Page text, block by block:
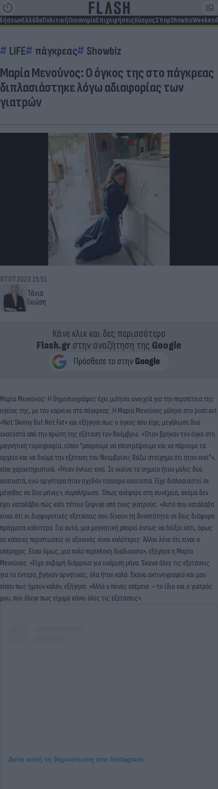
ΕλλάδαΠολιτικήΟικονομίαΕπιχειρήσειςΚόσμοςΣπορShowbizWeekend
LIFE πάγκρεας Showbiz
Μαρία Μενούνος: Ο όγκος της στο πάγκρεας
διπλασιάστηκε λόγω αδιαφορίας των
γιατρών
Τάνια
Γκιώση
07.07.2023 15:51
Κάνε κλικ και δες περισσότερο
Flash.grστην αναζήτηση της Google
Μαρία Μενούνος: Η δημοσιογράφος έχει μιλήσει ανοιχτά για την περιπέτεια της
υγείας της, με τον καρκίνο στο πάγκρεας. Η Μαρία Μενούνος μίλησε στο podcast
«Not Skinny But Not Fat» και εξήγησε πως ο όγκος που είχε, μεγάλωσε δυο
εκατοστά από την πρώτη της εξέταση τον Νοέμβριο. «Όταν βρήκαν τον όγκο στη
μαγνητική τομογραφία, είπαν "μπορούμε να επιστρέψουμε και να πάρουμε τα
αρχεία και να δούμε την εξέταση του Νοεμβρίου; Βάζω στοίχημα ότι ήταν εκεί"»,
είπε χαρακτηριστικά. «Ήταν όντως εκεί. Σε εκείνο το σημείο ήταν μόλις δύο
εκατοστά, ενώ αργότερα ήταν σχεδόν τέσσερα εκατοστά. Είχε διπλασιαστεί σε
μέγεθος σε δύο μήνες», συμπλήρωσε. Όπως ανέφερε στη συνέχεια, ακόμα δεν
έχει καταλάβει πώς κάτι τέτοιο ξέφυγε από τους γιατρούς. «Αυτό που κατάλαβα
είναι ότι οι διαφορετικές εξετάσεις σου δίνουν τη δυνατότητα να δεις διάφορα
πράγματα καλύτερα. Για αυτό, μια μαγνητική μπορεί όντως να δείξει κάτι, όμως
σε κάποιες περιπτώσεις οι αξονικές είναι καλύτερες. Άλλοι λένε ότι είναι ο
υπέρηχος. Είναι όμως, μια πολύ περίπλοκη διαδικασία», εξήγησε η Μαρία
Μενούνος. «Είχα σοβαρή διάρροια για ενάμιση μήνα. Έκανα όλες τις εξετάσεις
για το έντερο, βγήκαν αρνητικές, όλα ήταν καλά. Έκανα ακτινογραφία και μου
είπαν πως ήμουν καλά», εξήγησε. «Αλλά ο πόνος επέμενε – το ίδιο και ο γιατρός
μου, που έλεγε πως είχαμε κάνει όλες τις εξετάσεις».
Δείτε αυτή τη δημοσίευση στο Instagram.